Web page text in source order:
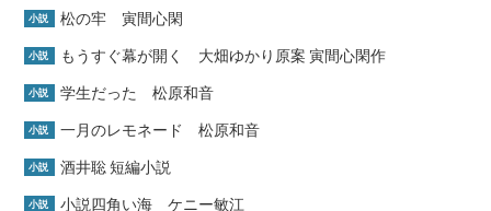
小説 松の牢 寅間心閑
小説 もうすぐ幕が開く 大畑ゆかり原案 寅間心閑作
小説 学生だった 松原和音
小説 一月のレモネード 松原和音
小説 酒井聡 短編小説
小説 小説四角い海 ケニー敏江